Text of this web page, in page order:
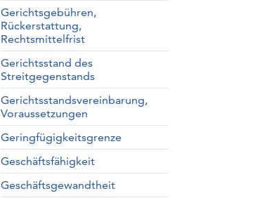
Gerichtsgebühren,
Rückerstattung,
Rechtsmittelfrist
Gerichtsstand des
Streitgegenstands
Gerichtsstandsvereinbarung,
Voraussetzungen
Geringfügigkeitsgrenze
Geschäftsfähigkeit
Geschäftsgewandtheit